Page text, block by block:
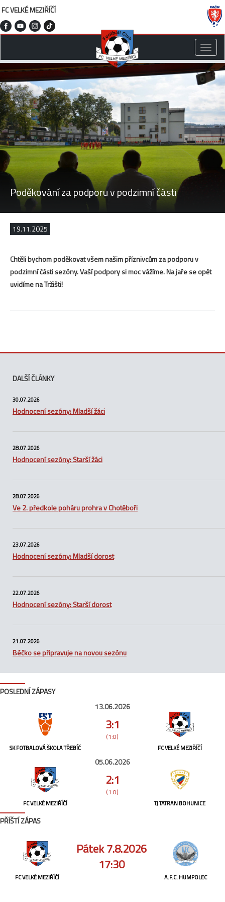
FC VELKÉ MEZIŘÍČÍ
Toggle
Poděkování za podporu v podzimní části
19.11.2025
Chtěli bychom poděkovat všem našim příznivcům za podporu v
podzimní části sezóny. Vaší podpory si moc vážíme. Na jaře se opět
uvidíme na Tržišti!
DALŠÍ ČLÁNKY
30.07.2026
Hodnocení sezóny: Mladší žáci
28.07.2026
Hodnocení sezóny: Starší žáci
28.07.2026
Ve 2. předkole poháru prohra v Chotěboři
23.07.2026
Hodnocení sezóny: Mladší dorost
22.07.2026
Hodnocení sezóny: Starší dorost
21.07.2026
Béčko se připravuje na novou sezónu
POSLEDNÍ ZÁPASY
SK FOTBALOVÁ ŠKOLA TŘEBÍČ
13.06.2026
3:1
(1:0)
FC VELKÉ MEZIŘÍČÍ
FC VELKÉ MEZIŘÍČÍ
05.06.2026
2:1
(1:0)
TJ TATRAN BOHUNICE
PŘÍŠTÍ ZÁPAS
FC VELKÉ MEZIŘÍČÍ
Pátek 7.8.2026
17:30
A.F.C. HUMPOLEC